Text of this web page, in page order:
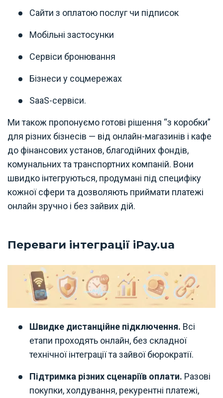
Сайти з оплатою послуг чи підписок
Мобільні застосунки
Сервіси бронювання
Бізнеси у соцмережах
SaaS-сервіси.
Ми також пропонуємо готові рішення “з коробки”
для різних бізнесів — від онлайн-магазинів і кафе
до фінансових установ, благодійних фондів,
комунальних та транспортних компаній. Вони
швидко інтегруються, продумані під специфіку
кожної сфери та дозволяють приймати платежі
онлайн зручно і без зайвих дій.
Переваги інтеграції iPay.ua
Швидке дистанційне підключення. Всі
етапи проходять онлайн, без складної
технічної інтеграції та зайвої бюрократії.
Підтримка різних сценаріїв оплати. Разові
покупки, холдування, рекурентні платежі,